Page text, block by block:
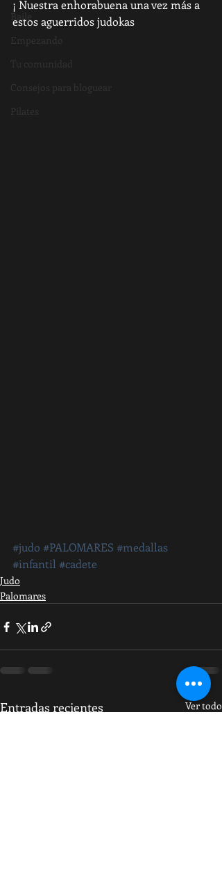
Baile
Empezando
Tu comunidad
Consejos para bloguear
Pilates
¡ Nuestra enhorabuena una vez más a
estos aguerridos judokas
#judo #PALOMARES #medallas
#infantil #cadete
Judo
Palomares
Entradas recientes Ver todo